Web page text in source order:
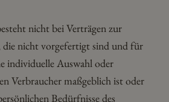
nicht bei Verträgen zur
die nicht vorgefertigt sind und für
individuelle Auswahl oder
Verbraucher maßgeblich ist oder
Bedürfnisse des